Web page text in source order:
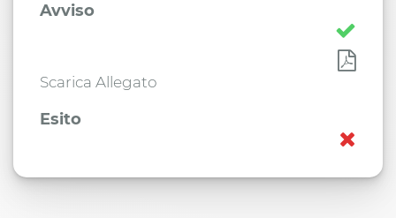
Avviso
Scarica Allegato
Esito